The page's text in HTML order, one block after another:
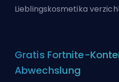
Lieblingskosmetika
Gratis Fortnite-
Abwechslung